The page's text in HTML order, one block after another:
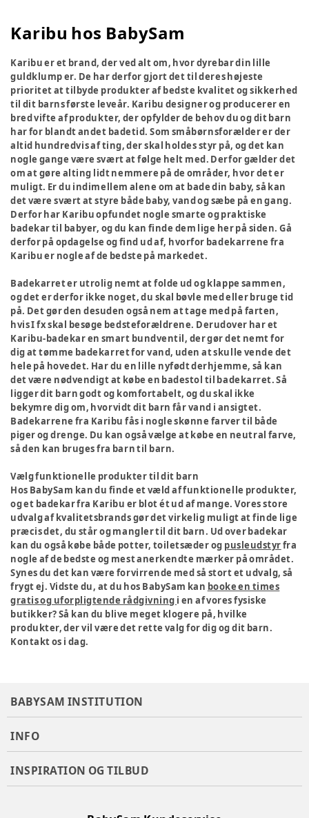
Karibu hos BabySam
Karibu er et brand, der ved alt om, hvor dyrebar din lille
guldklump er. De har derfor gjort det til deres højeste
prioritet at tilbyde produkter af bedste kvalitet og sikkerhed
til dit barns første leveår. Karibu designer og producerer en
bred vifte af produkter, der opfylder de behov du og dit barn
har for blandt andet badetid. Som småbørnsforælder er der
altid hundredvis af ting, der skal holdes styr på, og det kan
nogle gange være svært at følge helt med. Derfor gælder det
om at gøre alting lidt nemmere på de områder, hvor det er
muligt. Er du indimellem alene om at bade din baby, så kan
det være svært at styre både baby, vand og sæbe på en gang.
Derfor har Karibu opfundet nogle smarte og praktiske
badekar til babyer, og du kan finde dem lige her på siden. Gå
derfor på opdagelse og find ud af, hvorfor badekarrene fra
Karibu er nogle af de bedste på markedet.
Badekarret er utrolig nemt at folde ud og klappe sammen,
og det er derfor ikke noget, du skal bøvle med eller bruge tid
på. Det gør den desuden også nem at tage med på farten,
hvis I fx skal besøge bedsteforældrene. Derudover har et
Karibu-badekar en smart bundventil, der gør det nemt for
dig at tømme badekarret for vand, uden at skulle vende det
hele på hovedet. Har du en lille nyfødt derhjemme, så kan
det være nødvendigt at købe en badestol til badekarret. Så
ligger dit barn godt og komfortabelt, og du skal ikke
bekymre dig om, hvorvidt dit barn får vand i ansigtet.
Badekarrene fra Karibu fås i nogle skønne farver til både
piger og drenge. Du kan også vælge at købe en neutral farve,
så den kan bruges fra barn til barn.
Vælg funktionelle produkter til dit barn
Hos BabySam kan du finde et væld af funktionelle produkter,
og et badekar fra Karibu er blot ét ud af mange. Vores store
udvalg af kvalitetsbrands gør det virkelig muligt at finde lige
præcis det, du står og mangler til dit barn. Ud over badekar
kan du også købe både potter, toiletsæder og pusleudstyrfra
nogle af de bedste og mest anerkendte mærker på området.
Synes du det kan være forvirrende med så stort et udvalg, så
frygt ej. Vidste du, at du hos BabySam kan booke en times
gratis og uforpligtende rådgivning i en af vores fysiske
butikker? Så kan du blive meget klogere på, hvilke
produkter, der vil være det rette valg for dig og dit barn.
Kontakt os i dag.
BABYSAM INSTITUTION
INFO
INSPIRATION OG TILBUD